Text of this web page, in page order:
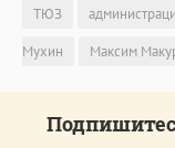
ТЮЗ
Мухин
Максим